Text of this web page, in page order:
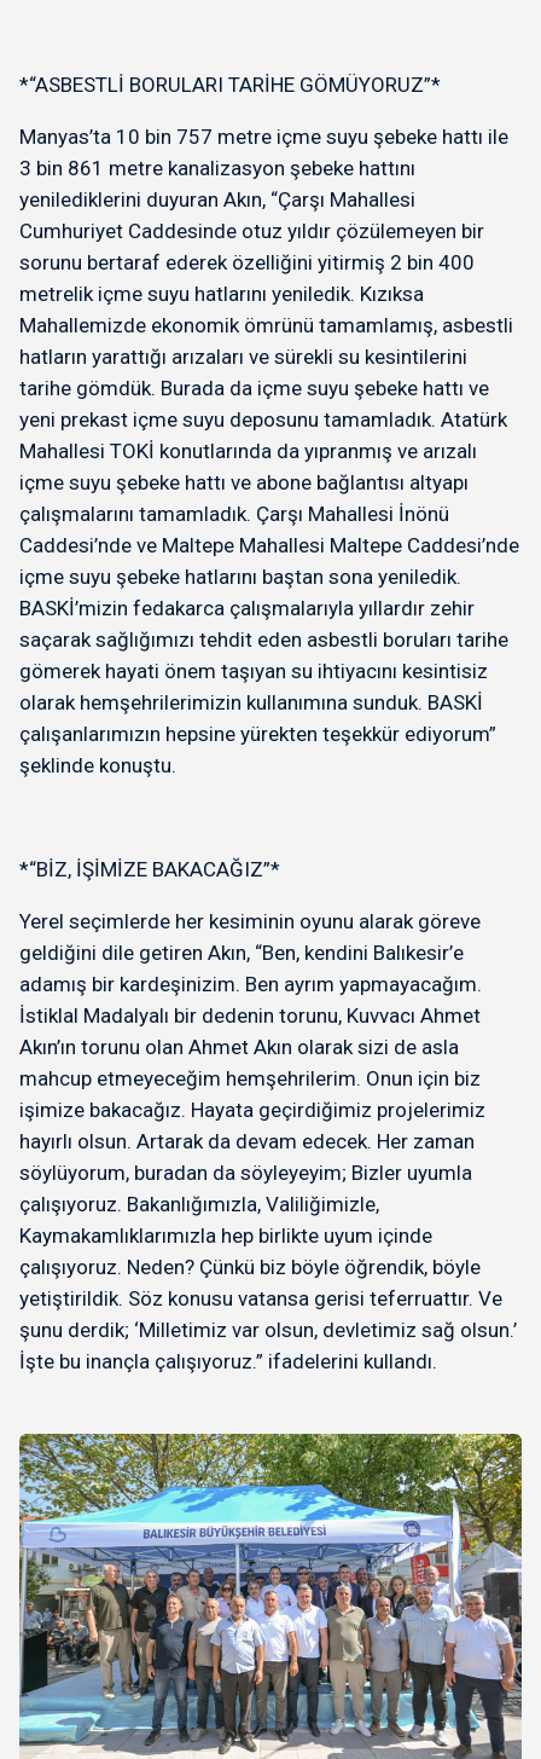
*“ASBESTLİ BORULARI TARİHE GÖMÜYORUZ”*
Manyas’ta 10 bin 757 metre içme suyu şebeke hattı ile
3 bin 861 metre kanalizasyon şebeke hattını
yenilediklerini duyuran Akın, “Çarşı Mahallesi
Cumhuriyet Caddesinde otuz yıldır çözülemeyen bir
sorunu bertaraf ederek özelliğini yitirmiş 2 bin 400
metrelik içme suyu hatlarını yeniledik. Kızıksa
Mahallemizde ekonomik ömrünü tamamlamış, asbestli
hatların yarattığı arızaları ve sürekli su kesintilerini
tarihe gömdük. Burada da içme suyu şebeke hattı ve
yeni prekast içme suyu deposunu tamamladık. Atatürk
Mahallesi TOKİ konutlarında da yıpranmış ve arızalı
içme suyu şebeke hattı ve abone bağlantısı altyapı
çalışmalarını tamamladık. Çarşı Mahallesi İnönü
Caddesi’nde ve Maltepe Mahallesi Maltepe Caddesi’nde
içme suyu şebeke hatlarını baştan sona yeniledik.
BASKİ’mizin fedakarca çalışmalarıyla yıllardır zehir
saçarak sağlığımızı tehdit eden asbestli boruları tarihe
gömerek hayati önem taşıyan su ihtiyacını kesintisiz
olarak hemşehrilerimizin kullanımına sunduk. BASKİ
çalışanlarımızın hepsine yürekten teşekkür ediyorum”
şeklinde konuştu.
*“BİZ, İŞİMİZE BAKACAĞIZ”*
Yerel seçimlerde her kesiminin oyunu alarak göreve
geldiğini dile getiren Akın, “Ben, kendini Balıkesir’e
adamış bir kardeşinizim. Ben ayrım yapmayacağım.
İstiklal Madalyalı bir dedenin torunu, Kuvvacı Ahmet
Akın’ın torunu olan Ahmet Akın olarak sizi de asla
mahcup etmeyeceğim hemşehrilerim. Onun için biz
işimize bakacağız. Hayata geçirdiğimiz projelerimiz
hayırlı olsun. Artarak da devam edecek. Her zaman
söylüyorum, buradan da söyleyeyim; Bizler uyumla
çalışıyoruz. Bakanlığımızla, Valiliğimizle,
Kaymakamlıklarımızla hep birlikte uyum içinde
çalışıyoruz. Neden? Çünkü biz böyle öğrendik, böyle
yetiştirildik. Söz konusu vatansa gerisi teferruattır. Ve
şunu derdik; ‘Milletimiz var olsun, devletimiz sağ olsun.’
İşte bu inançla çalışıyoruz.” ifadelerini kullandı.